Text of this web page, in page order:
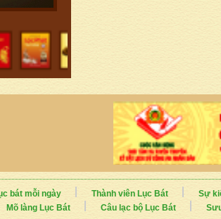
bát mỗi ngày Thành viên Lục Bát
Sự
Mõ làng Lục Bát Câu lạc bộ Lục Bát